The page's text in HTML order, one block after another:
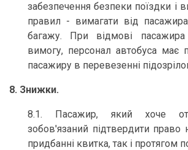
забезпечення безпеки поїздки і
правил - вимагати від
багажу. При відмові
вимогу, персонал автобуса має
пасажиру в перевезенні
8. Знижки.
8.1. Пасажир, який хоче
зобов'язаний підтвердити право
придбанні квитка, так і протягом